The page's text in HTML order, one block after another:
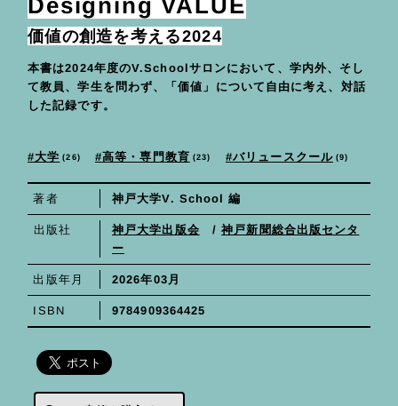
Designing VALUE
価値の創造を考える2024
本書は2024年度のV.Schoolサロンにおいて、学内外、そし
て教員、学生を問わず、「価値」について自由に考え、対話
した記録です。
大学 26 高等・専門教育 23 バリュースクール 9
著者 神戸大学V. School 編
出版社 神戸大学出版会 / 神戸新聞総合出版センタ
ー
出版年月 2026年03月
ISBN 9784909364425